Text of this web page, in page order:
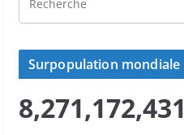
Surpopulation mondiale
8,271,172,431